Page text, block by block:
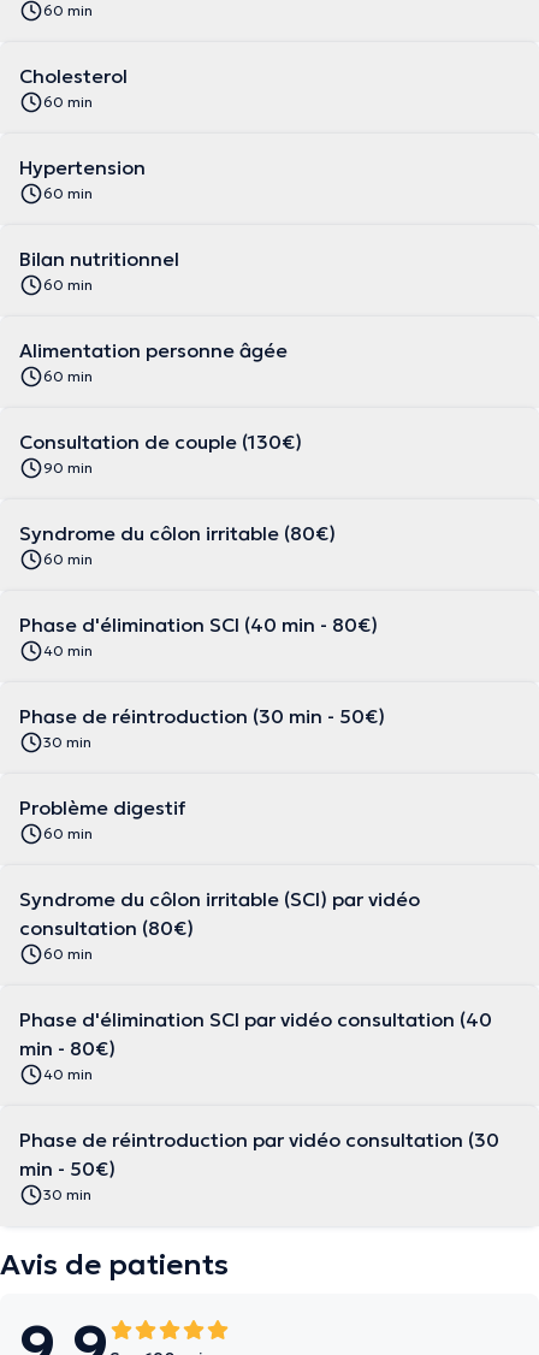
60 min
Cholesterol
60 min
Hypertension
60 min
Bilan nutritionnel
60 min
Alimentation personne âgée
60 min
Consultation de couple (130€)
90 min
Syndrome du côlon irritable (80€)
60 min
Phase d'élimination SCI (40 min - 80€)
40 min
Phase de réintroduction (30 min - 50€)
30 min
Problème digestif
60 min
Syndrome du côlon irritable (SCI) par vidéo
consultation (80€)
60 min
Phase d'élimination SCI par vidéo consultation (40
min - 80€)
40 min
Phase de réintroduction par vidéo consultation (30
min - 50€)
30 min
Avis de patients